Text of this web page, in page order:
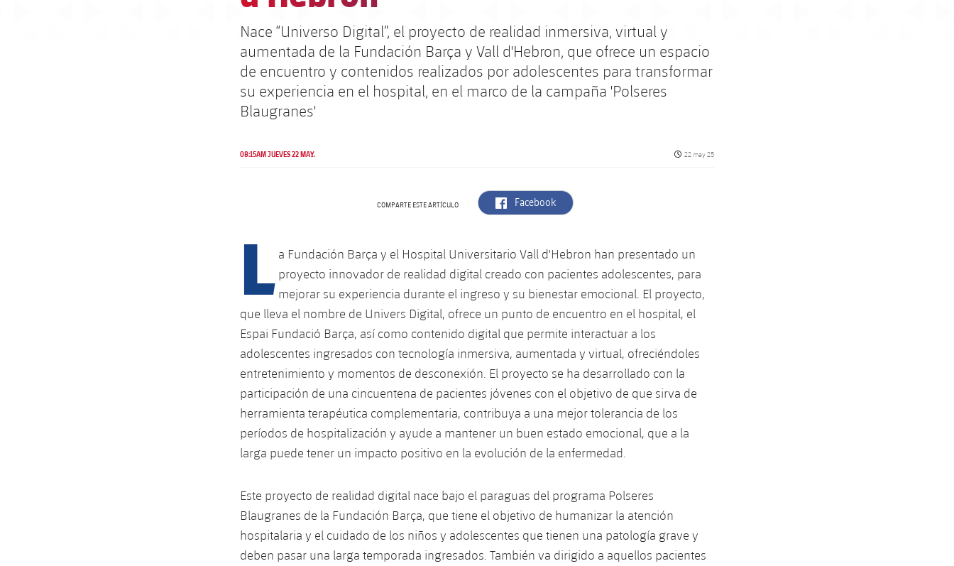
Nace “Universo Digital”, el proyecto de realidad inmersiva, virtual y
aumentada de la Fundación Barça y Vall d'Hebron, que ofrece un espacio
de encuentro y contenidos realizados por adolescentes para transformar
su experiencia en el hospital, en el marco de la campaña 'Polseres
Blaugranes'
08:15AM JUEVES 22 MAY. Fecha de publicación
22 may 25
COMPARTE ESTE ARTÍCULO label.aria.facebook
Facebook
L a Fundación Barça y el Hospital Universitario Vall d'Hebron han presentado un
proyecto innovador de realidad digital creado con pacientes adolescentes, para
mejorar su experiencia durante el ingreso y su bienestar emocional. El proyecto,
que lleva el nombre de Univers Digital, ofrece un punto de encuentro en el hospital, el
Espai Fundació Barça, así como contenido digital que permite interactuar a los
adolescentes ingresados ​​con tecnología inmersiva, aumentada y virtual, ofreciéndoles
entretenimiento y momentos de desconexión. El proyecto se ha desarrollado con la
participación de una cincuentena de pacientes jóvenes con el objetivo de que sirva de
herramienta terapéutica complementaria, contribuya a una mejor tolerancia de los
períodos de hospitalización y ayude a mantener un buen estado emocional, que a la
larga puede tener un impacto positivo en la evolución de la enfermedad.
Este proyecto de realidad digital nace bajo el paraguas del programa Polseres
Blaugranes de la Fundación Barça, que tiene el objetivo de humanizar la atención
hospitalaria y el cuidado de los niños y adolescentes que tienen una patología grave y
deben pasar una larga temporada ingresados. También va dirigido a aquellos pacientes